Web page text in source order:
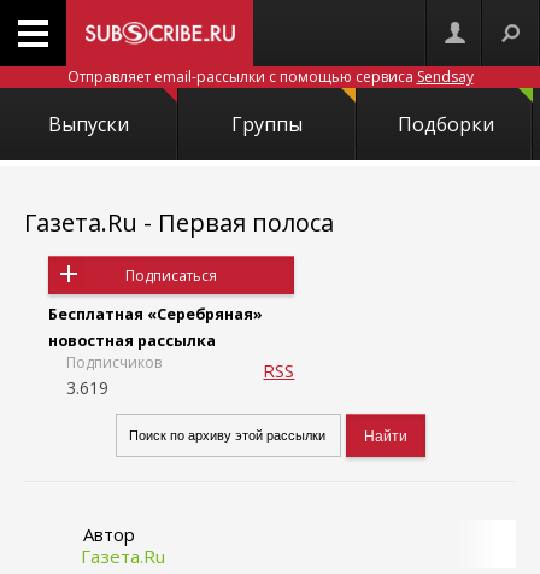
Отправляет email-рассылки с помощью сервиса Sendsay
Выпуски Группы Подборки
Газета.Ru - Первая полоса
Подписаться
Бесплатная «Серебряная»
новостная рассылка
Подписчиков
3.619
RSS
Автор
Газета.Ru